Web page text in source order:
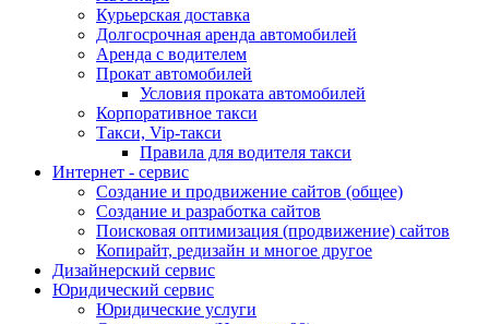
Курьерская доставка
Долгосрочная аренда автомобилей
Аренда с водителем
Прокат автомобилей
Условия проката автомобилей
Корпоративное такси
Такси, Vip-такси
Правила для водителя такси
Интернет - сервис
Создание и продвижение сайтов (общее)
Создание и разработка сайтов
Поисковая оптимизация (продвижение) сайтов
Копирайт, редизайн и многое другое
Дизайнерский сервис
Юридический сервис
Юридические услуги